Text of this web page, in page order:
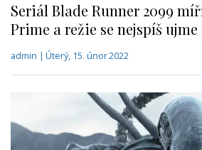
Seriál Blade Runner 2099
Prime a režie se nejspíš ujme
admin | Úterý, 15. únor 2022